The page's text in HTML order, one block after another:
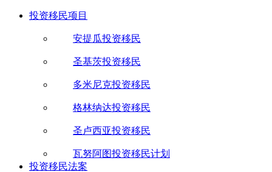
投资移民项目
安提瓜投资移民
圣基茨投资移民
多米尼克投资移民
格林纳达投资移民
圣卢西亚投资移民
瓦努阿图投资移民计划
投资移民法案